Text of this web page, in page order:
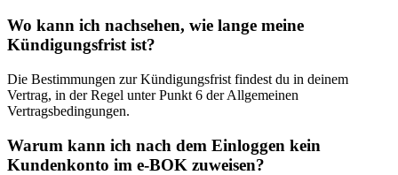
Wo kann ich nachsehen, wie lange meine
Kündigungsfrist ist?
Die Bestimmungen zur Kündigungsfrist findest du in deinem
Vertrag, in der Regel unter Punkt 6 der Allgemeinen
Vertragsbedingungen.
Warum kann ich nach dem Einloggen kein
Kundenkonto im e-BOK zuweisen?